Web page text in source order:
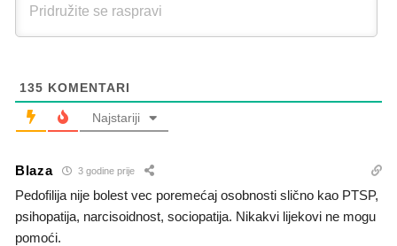
135 KOMENTARI
Najstariji
Blaza 3 godine prije
Pedofilija nije bolest vec poremećaj osobnosti slično kao PTSP,
psihopatija, narcisoidnost, sociopatija. Nikakvi lijekovi ne mogu
pomoći.